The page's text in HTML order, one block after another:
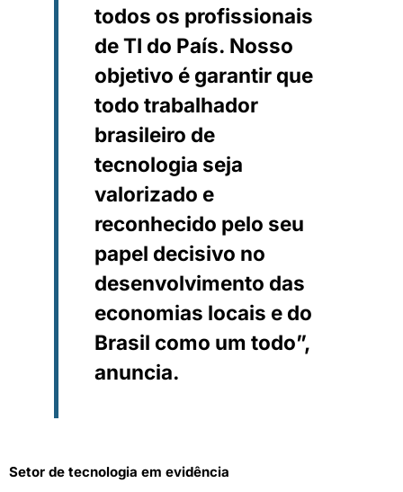
todos os profissionais
de TI do País. Nosso
objetivo é garantir que
todo trabalhador
brasileiro de
tecnologia seja
valorizado e
reconhecido pelo seu
papel decisivo no
desenvolvimento das
economias locais e do
Brasil como um todo”,
anuncia.
Setor de tecnologia em evidência